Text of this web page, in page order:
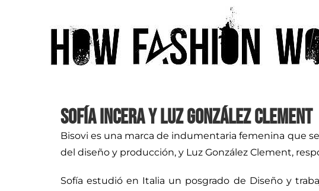
Sofía Incera y Luz González Clement
Bisovi es una marca de indumentaria femenina que
del diseño y producción, y Luz González Clement,
Sofía estudió en Italia un posgrado de Diseño y